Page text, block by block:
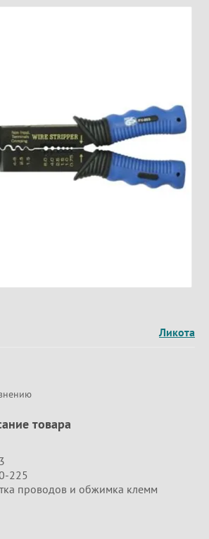
Ликота
товара
225
проводов и обжимка клемм